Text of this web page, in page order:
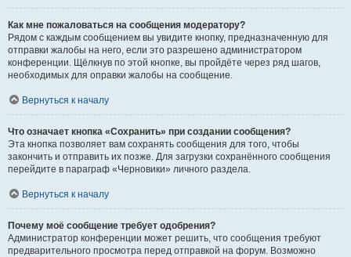
Как мне пожаловаться на сообщения модератору?
Рядом с каждым сообщением вы увидите кнопку, предназначенную для
отправки жалобы на него, если это разрешено администратором
конференции. Щёлкнув по этой кнопке, вы пройдёте через ряд шагов,
необходимых для оправки жалобы на сообщение.
Вернуться к началу
Что означает кнопка «Сохранить» при создании сообщения?
Эта кнопка позволяет вам сохранять сообщения для того, чтобы
закончить и отправить их позже. Для загрузки сохранённого сообщения
перейдите в параграф «Черновики» личного раздела.
Вернуться к началу
Почему моё сообщение требует одобрения?
Администратор конференции может решить, что сообщения требуют
предварительного просмотра перед отправкой на форум. Возможно